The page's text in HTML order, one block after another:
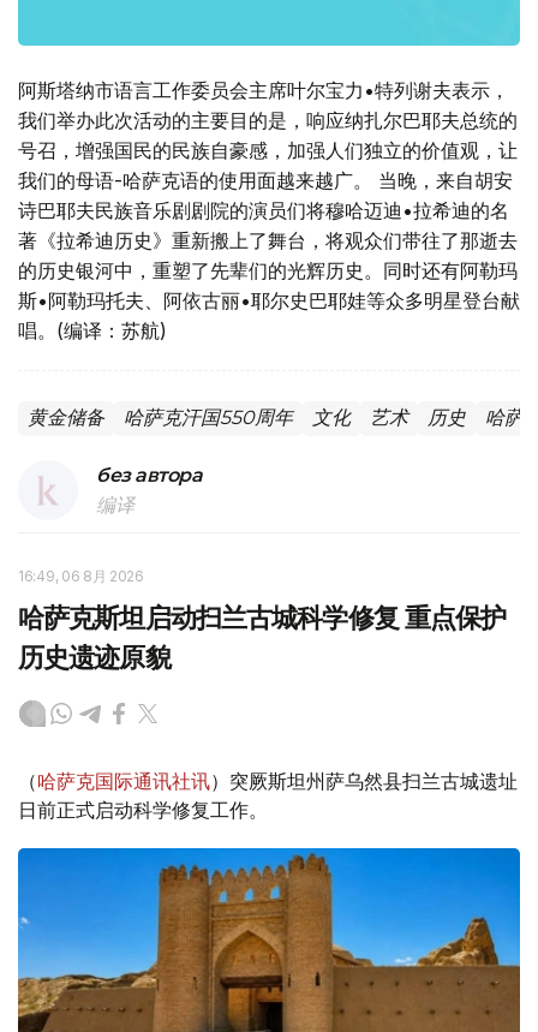
阿斯塔纳市语言工作委员会主席叶尔宝力•特列谢夫表示，
我们举办此次活动的主要目的是，响应纳扎尔巴耶夫总统的
号召，增强国民的民族自豪感，加强人们独立的价值观，让
我们的母语-哈萨克语的使用面越来越广。 当晚，来自胡安
诗巴耶夫民族音乐剧剧院的演员们将穆哈迈迪•拉希迪的名
著《拉希迪历史》重新搬上了舞台，将观众们带往了那逝去
的历史银河中，重塑了先辈们的光辉历史。同时还有阿勒玛
斯•阿勒玛托夫、阿依古丽•耶尔史巴耶娃等众多明星登台献
唱。(编译：苏航)
黄金储备 哈萨克汗国550周年 文化 艺术 历史 哈萨
без автора
编译
16:49, 06 8月 2026
哈萨克斯坦启动扫兰古城科学修复 重点保护
历史遗迹原貌
（哈萨克国际通讯社讯）突厥斯坦州萨乌然县扫兰古城遗址
日前正式启动科学修复工作。